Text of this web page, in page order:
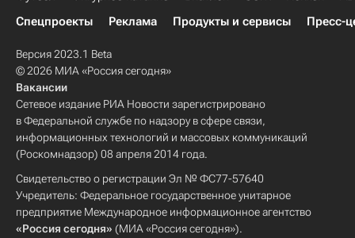
Спецпроекты
Реклама Продукты и сервисы Пресс-
Версия 2023.1 Beta
© 2026 МИА «Россия сегодня»
Вакансии
Сетевое издание РИА Новости зарегистрировано
в Федеральной службе по надзору в сфере связи,
информационных технологий и массовых коммуникаций
(Роскомнадзор) 08 апреля 2014 года.
Свидетельство о регистрации Эл № ФС77-57640
Учредитель: Федеральное государственное унитарное
предприятие Международное информационное агентство
«Россия сегодня» (МИА «Россия сегодня»).